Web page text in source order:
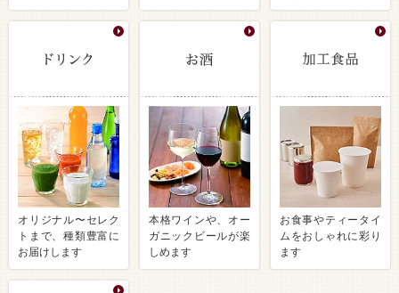
オリジナル〜セレク
トまで、種類豊富に
お届けします
本格ワインや、オー
ガニックビールが楽
しめます
お食事やティータイ
ムをおしゃれに彩り
ます